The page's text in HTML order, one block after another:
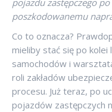
pojazdu zastępczego
poszkodowanemu
Co to oznacza?
mieliby stać się po kolei
samochodów i
roli zakładów
procesu. Już teraz, po
pojazdów zastępczych